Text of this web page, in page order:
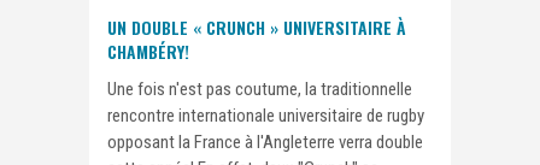
UN DOUBLE « CRUNCH » UNIVERSITAIRE À
CHAMBÉRY!
Une fois n'est pas coutume, la traditionnelle
rencontre internationale universitaire de rugby
opposant la France à l'Angleterre verra double